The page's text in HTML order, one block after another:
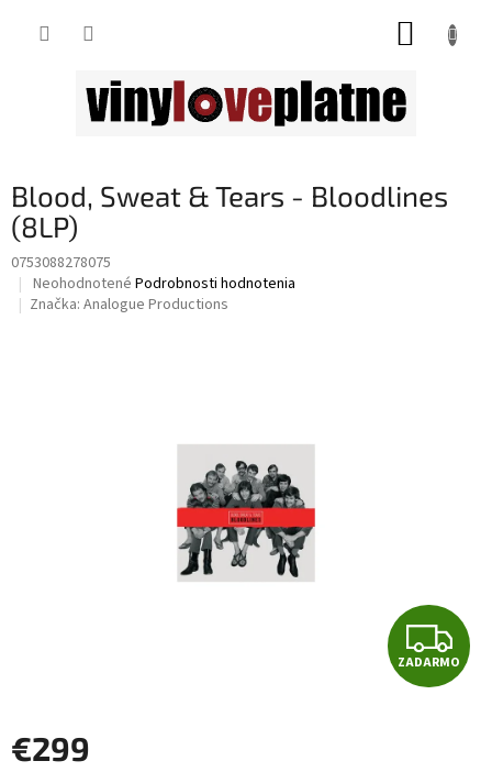
Blood, Sweat & Tears - Bloodlines
(8LP)
0753088278075
Priemerné
hodnotenie
Neohodnotené Podrobnosti hodnotenia
Značka: Analogue Productions
Z
A
ZADARMO
€299